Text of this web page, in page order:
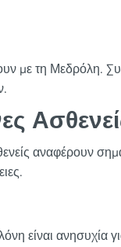
με τη Μεδρόλη.
αναφέρουν
είναι ανησυχία